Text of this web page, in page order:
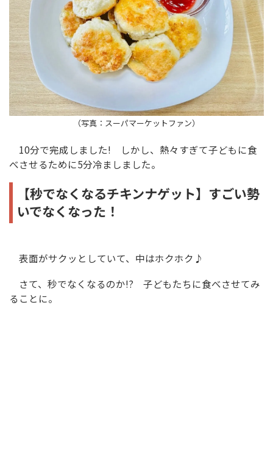
（写真：スーパマーケットファン）
10分で完成しました! しかし、熱々すぎて子どもに食
べさせるために5分冷ましました。
【秒でなくなるチキンナゲット】すごい勢
いでなくなった！
表面がサクッとしていて、中はホクホク♪
さて、秒でなくなるのか!? 子どもたちに食べさせてみ
ることに。